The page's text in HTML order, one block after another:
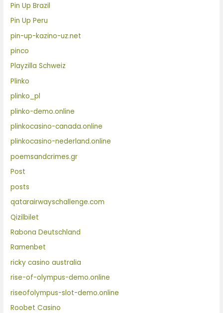
Pin Up Brazil
Pin Up Peru
pin-up-kazino-uz.net
pinco
Playzilla Schweiz
Plinko
plinko_pl
plinko-demo.online
plinkocasino-canada.online
plinkocasino-nederland.online
poemsandcrimes.gr
Post
posts
qatarairwayschallenge.com
Qizilbilet
Rabona Deutschland
Ramenbet
ricky casino australia
rise-of-olympus-demo.online
riseofolympus-slot-demo.online
Roobet Casino